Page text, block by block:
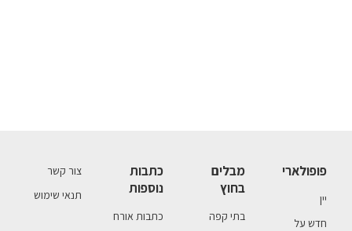
פופולארי
יין
חדש על
מבלים
בחוץ
בתי קפה
כתבות
נוספות
כתבות אורח
צור קשר
תנאי שימוש